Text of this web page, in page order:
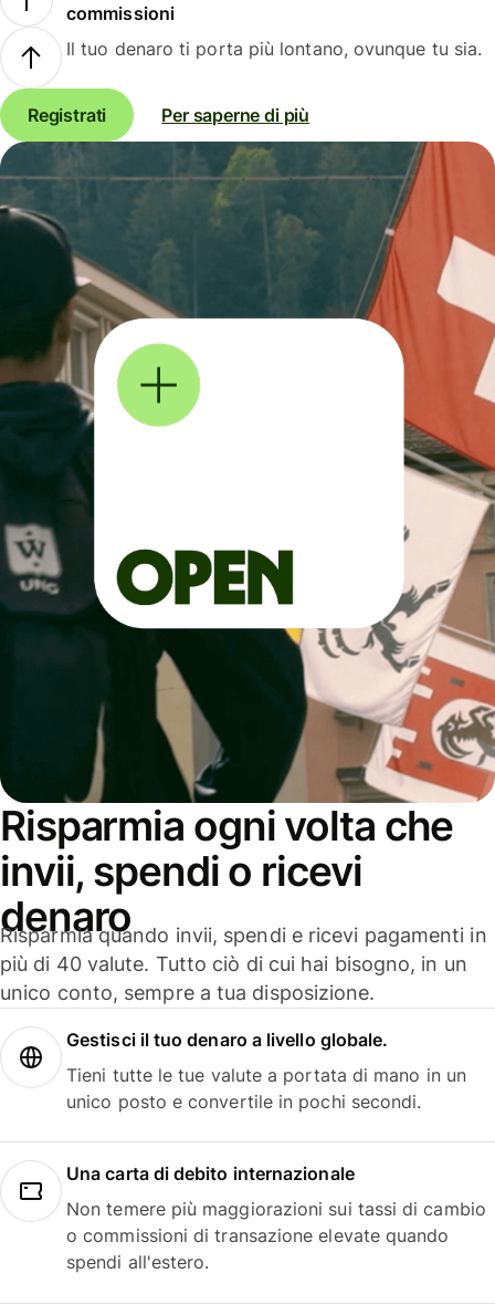
commissioni
Il tuo denaro ti porta più lontano, ovunque tu sia.
Registrati Per saperne di più
Risparmia ogni volta che
invii, spendi o ricevi
denaro
Risparmia quando invii, spendi e ricevi pagamenti in
più di 40 valute. Tutto ciò di cui hai bisogno, in un
unico conto, sempre a tua disposizione.
Gestisci il tuo denaro a livello globale.
Tieni tutte le tue valute a portata di mano in un
unico posto e convertile in pochi secondi.
Una carta di debito internazionale
Non temere più maggiorazioni sui tassi di cambio
o commissioni di transazione elevate quando
spendi all'estero.